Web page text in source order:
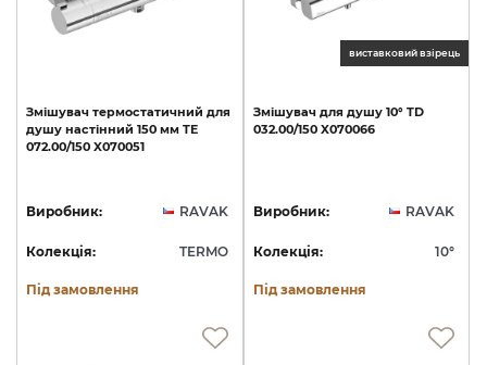
Змішувач термостатичний для
душу настінний 150 мм TE
072.00/150 X070051
Виробник: RAVAK
Колекція: TERMO
Під замовлення
виставковий взірець
Змішувач для душу 10° TD
032.00/150 X070066
Виробник: RAVAK
Колекція: 10°
Під замовлення